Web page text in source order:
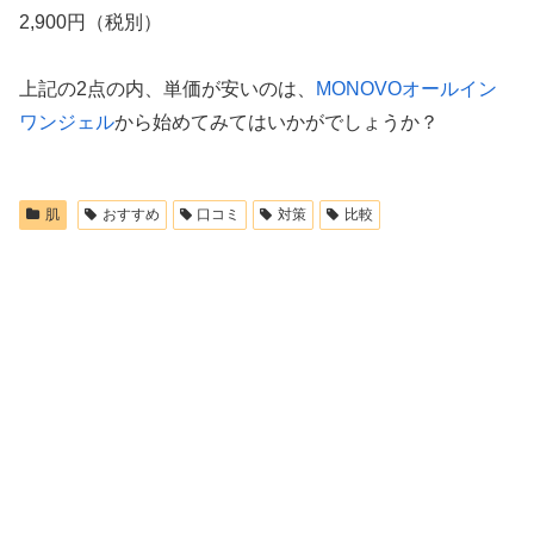
2,900円（税別）
上記の2点の内、単価が安いのは、
MONOVOオールイン
ワンジェルから始めてみてはいかがでしょうか？
肌 おすすめ 口コミ 対策 比較